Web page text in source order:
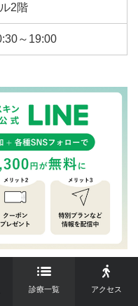
2階
～19:00
ら 診療一覧 アクセス